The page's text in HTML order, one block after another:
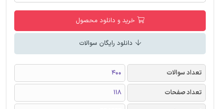
خرید و دانلود محصول
دانلود رایگان سوالات
تعداد سوالات
400
تعداد صفحات
118